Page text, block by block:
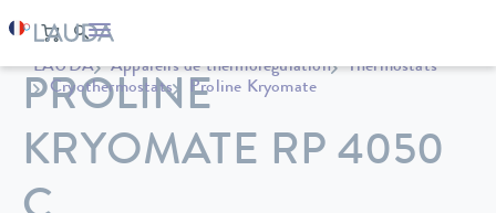
LAUDA Appareils de thermorégulation
Thermostats
Cryothermostats
Proline Kryomate
PROLINE
KRYOMATE RP 4050